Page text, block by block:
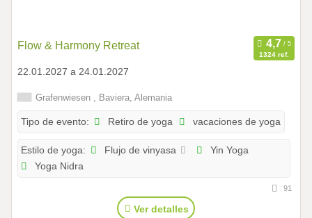
Flow & Harmony Retreat
1324 ref.
22.01.2027 a 24.01.2027
Grafenwiesen , Baviera, Alemania
Tipo de evento: Retiro de yoga vacaciones de yoga
Estilo de yoga: Flujo de vinyasa
Yin Yoga
Yoga Nidra
91
Ver detalles